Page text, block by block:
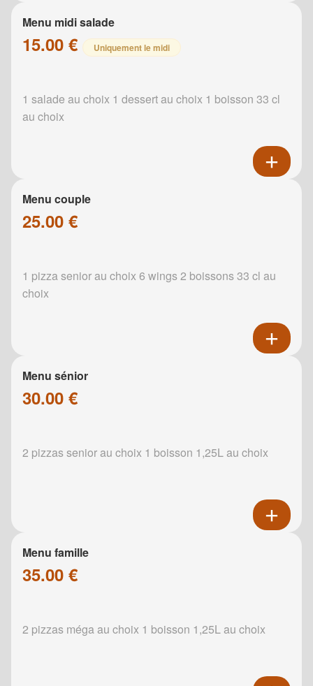
Menu midi salade
15.00 € Uniquement le midi
1 salade au choix 1 dessert au choix 1 boisson 33 cl
au choix
Menu couple
25.00 €
1 pizza senior au choix 6 wings 2 boissons 33 cl au
choix
Menu sénior
30.00 €
2 pizzas senior au choix 1 boisson 1,25L au choix
Menu famille
35.00 €
2 pizzas méga au choix 1 boisson 1,25L au choix